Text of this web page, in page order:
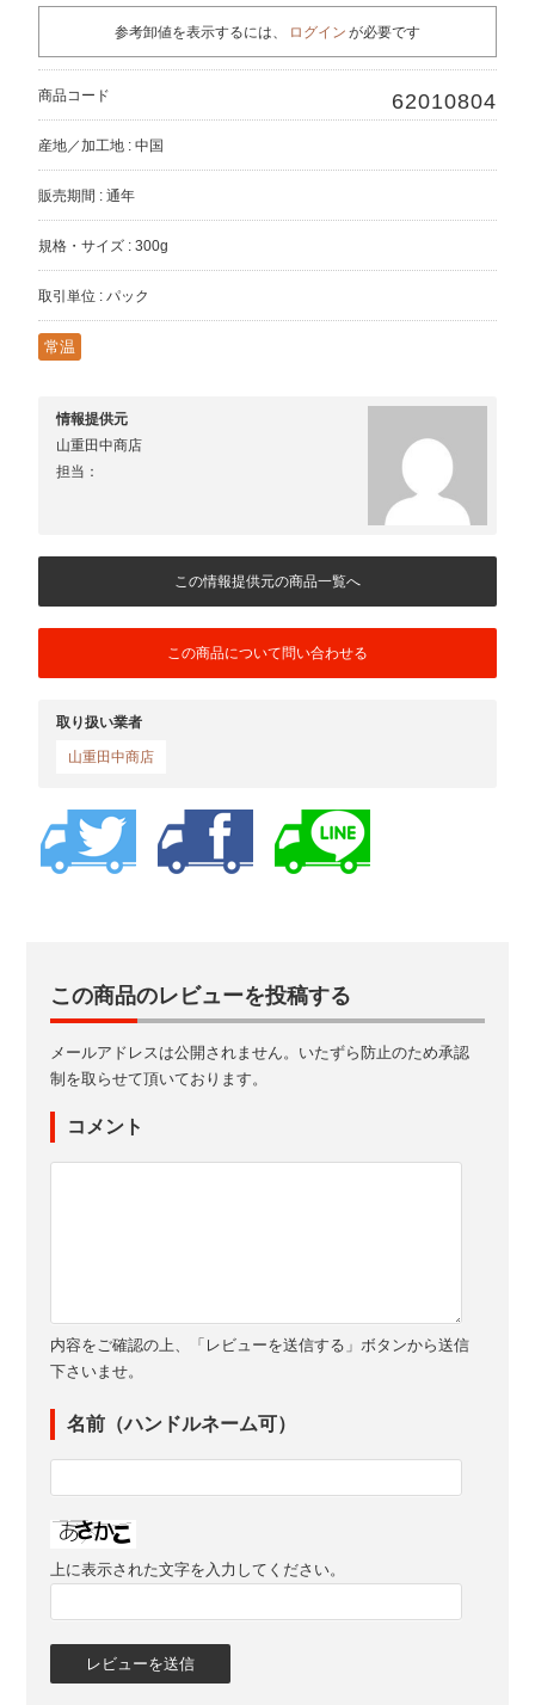
参考卸値を表示するには、 ログイン が必要です
商品コード 62010804
産地／加工地 : 中国
販売期間 : 通年
規格・サイズ : 300g
取引単位 : パック
常温
情報提供元
山重田中商店
担当：
この情報提供元の商品一覧へ
この商品について問い合わせる
取り扱い業者
山重田中商店
この商品のレビューを投稿する
メールアドレスは公開されません。いたずら防止のため承認
制を取らせて頂いております。
コメント
内容をご確認の上、「レビューを送信する」ボタンから送信
下さいませ。
名前（ハンドルネーム可）
上に表示された文字を入力してください。